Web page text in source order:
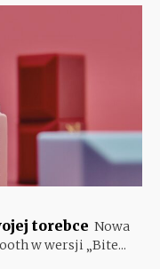
torebce Nowa
w wersji „Bite...